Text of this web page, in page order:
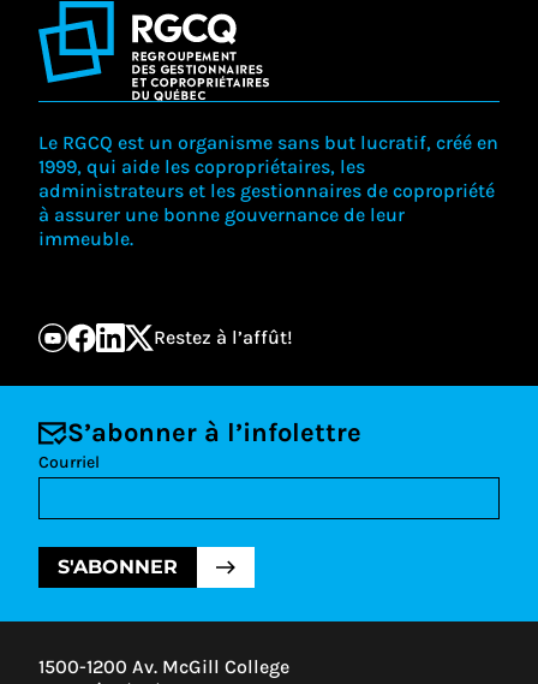
Le RGCQ est un organisme sans but lucratif, créé en
1999, qui aide les copropriétaires, les
administrateurs et les gestionnaires de copropriété
à assurer une bonne gouvernance de leur
immeuble.
Restez à l’affût!
S’abonner à l’infolettre
Courriel
S'ABONNER
1500-1200 Av. McGill College